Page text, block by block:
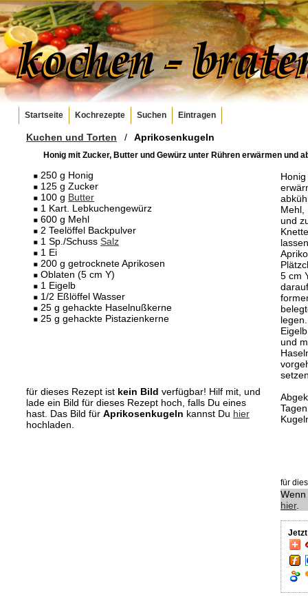
Startseite Kochrezepte Suchen Eintragen
Kuchen und Torten / Aprikosenkugeln
Honig mit Zucker, Butter und Gewürz unter Rühren erwärmen und
250 g Honig
125 g Zucker
100 g Butter
1 Kart. Lebkuchengewürz
600 g Mehl
2 Teelöffel Backpulver
1 Sp./Schuss Salz
1 Ei
200 g getrocknete Aprikosen
Oblaten (5 cm Y)
1 Eigelb
1/2 Eßlöffel Wasser
25 g gehackte Haselnußkerne
25 g gehackte Pistazienkerne
für dieses Rezept ist kein Bild verfügbar! Hilf mit, und
lade ein Bild für dieses Rezept hoch, falls Du eines
hast. Das Bild für Aprikosenkugeln kannst Du hier
hochladen.
Mehl,
und
5 cm
legen.
und
für
hier.